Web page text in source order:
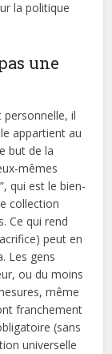
la politique
une
il
appartient au
but de la
mêmes
qui est le bien-
collection
Ce qui rend
peut en
Les gens
ou du moins
même
franchement
(sans
universelle